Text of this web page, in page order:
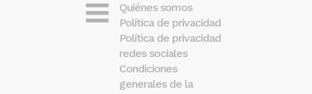
Quiénes somos
Política de privacidad
Política de privacidad
redes sociales
Condiciones
generales de la